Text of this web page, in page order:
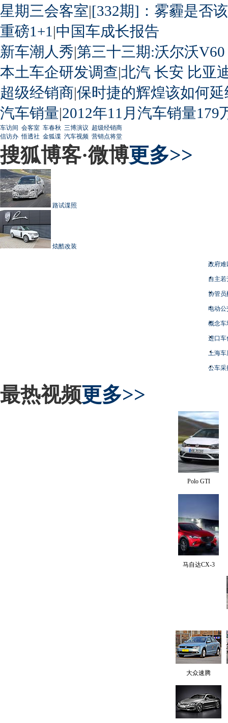
星期三会客室|[332期]：雾霾是否
重磅1+1 |中国车成长报告
新车潮人秀|第三十三期:沃尔沃
本土车企研发调查|北汽 长安 比亚
超级经销商|保时捷的辉煌该如何延
汽车销量|2012年11月汽车销量179
车访间 会客室 车春秋 三博演议 超级经销商
信访办 悟透社 金狐谍 汽车视频 营销点将堂
搜狐博客·微博更多>>
路试谍照
炫酷改装
政府难
自主
协管员
电动
概念车
进口车
上海
公车采
最热视频更多>>
Polo GTI
马自达CX-3
大众速腾